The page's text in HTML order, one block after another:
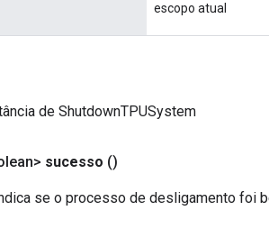
escopo atual
de ShutdownTPUSystem
sucesso ()
se o processo de desligamento foi